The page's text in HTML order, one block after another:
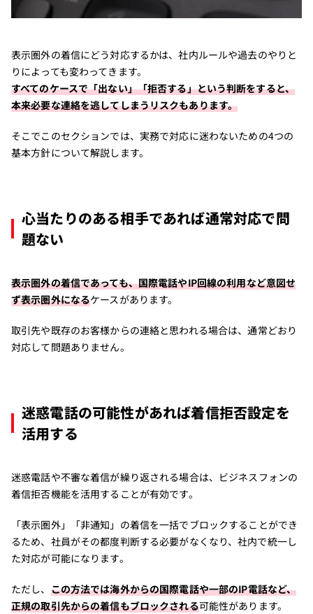
表示圏外の着信にどう対応するかは、社内ルールや過去のやりと
りによっても変わってきます。
すべてのケースで「出ない」「拒否する」という判断をすると、
本来必要な連絡を逃してしまうリスクもあります。
そこでこのセクションでは、実務で対応に迷わないための4つの
基本方針について解説します。
心当たりのある相手であれば通常対応で問
題ない
表示圏外の着信であっても、国際電話やIP回線の利用など意図せ
ず表示圏外になるケースがあります。
取引先や既存のお客様からの連絡と思われる場合は、通常どおり
対応して問題ありません。
迷惑電話の可能性があれば着信拒否設定を
活用する
迷惑電話や不審な着信が繰り返される場合は、ビジネスフォンの
着信拒否機能を活用することが有効です。
「表示圏外」「非通知」の着信を一括でブロックすることができ
るため、社員がその都度判断する必要がなくなり、社内で統一し
た対応が可能になります。
ただし、 この方法では海外からの国際電話や一部のIP電話など、
正規の取引先からの着信もブロックされる可能性があります。